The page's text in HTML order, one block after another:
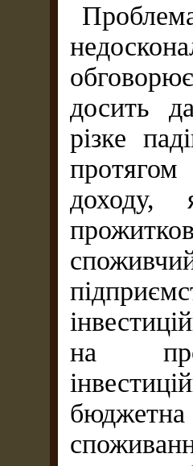
досить
різке
протягом
доходу,
на